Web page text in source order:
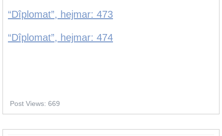
“Dîplomat”, hejmar: 473
“Dîplomat”, hejmar: 474
Post Views: 669